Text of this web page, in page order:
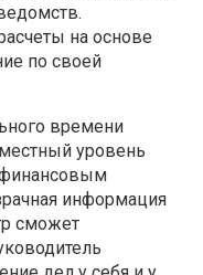
на основе
по своей
времени
уровень
информация
сможет